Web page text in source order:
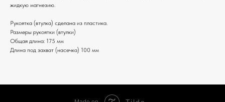
жидкую магнезию.
Рукоятка (втулка) сделана из пластика.
Размеры рукоятки (втулки)
Общая длина: 175 мм
Длина под захват (насечка) 100 мм